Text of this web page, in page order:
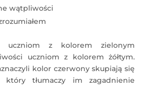
wątpliwości
uczniom z kolorem zielonym
uczniom z kolorem żółtym.
kolor czerwony skupiają się
który tłumaczy im zagadnienie